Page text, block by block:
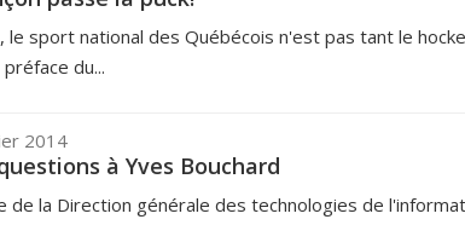
le sport national des Québécois n'est pas tant le
du...
2014
à Yves Bouchard
de la Direction générale des technologies de